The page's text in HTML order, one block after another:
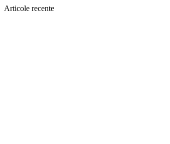
Articole recente